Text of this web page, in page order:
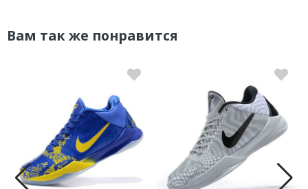
Вам так же понравится